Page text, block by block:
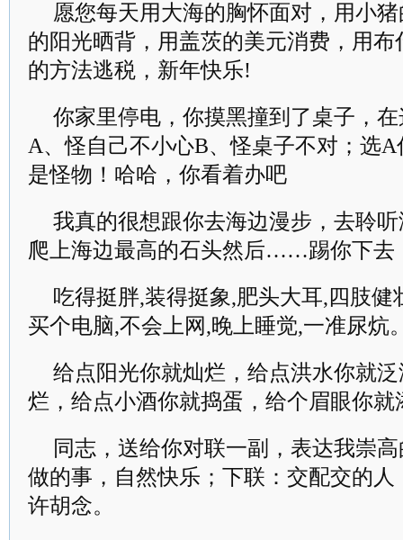
愿您每天用大海的胸怀面对，用小
的阳光晒背，用盖茨的美元消费，用
的方法逃税，新年快乐!
你家里停电，你摸黑撞到了桌子，
A、怪自己不小心B、怪桌子不对；选
是怪物！哈哈，你看着办吧
我真的很想跟你去海边漫步，去聆
爬上海边最高的石头然后……踢你下去
吃得挺胖,装得挺象,肥头大耳,四肢健
买个电脑,不会上网,晚上睡觉,一准尿炕
给点阳光你就灿烂，给点洪水你就
烂，给点小酒你就捣蛋，给个眉眼你就
同志，送给你对联一副，表达我崇
做的事，自然快乐；下联：交配交的
许胡念。